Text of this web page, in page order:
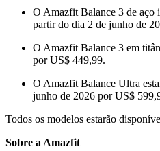
O Amazfit Balance 3 de aço
partir do dia 2 de junho de
O Amazfit Balance 3 em
por US$ 449,99.
O Amazfit Balance Ultra
junho de 2026 por US$
Todos os modelos estarão
Sobre a Amazfit